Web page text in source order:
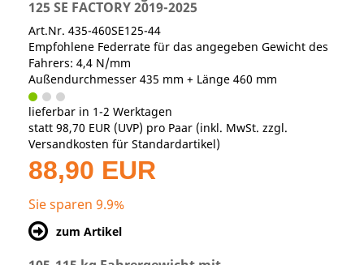
125 SE FACTORY 2019-2025
Art.Nr. 435-460SE125-44
Empfohlene Federrate für das angegeben Gewicht des
Fahrers: 4,4 N/mm
Außendurchmesser 435 mm + Länge 460 mm
lieferbar in 1-2 Werktagen
statt 98,70 EUR (UVP) pro Paar (inkl. MwSt. zzgl.
Versandkosten für Standardartikel)
88,90 EUR
Sie sparen 9.9%
zum Artikel